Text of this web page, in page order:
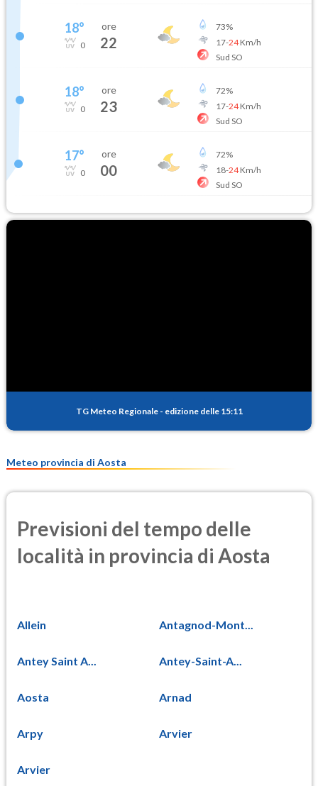
18°
0
ore
22
73%
17-24Km/h
Sud SO
18°
0
ore
23
72%
17-24Km/h
Sud SO
17°
0
ore
00
72%
18-24Km/h
Sud SO
TG Meteo Regionale - edizione delle 15:11
Meteo provincia di Aosta
Previsioni del tempo delle
località in provincia di Aosta
Allein Antagnod-Mont...
Antey Saint A... Antey-Saint-A...
Aosta Arnad
Arpy Arvier
Arvier